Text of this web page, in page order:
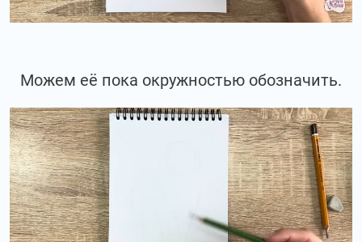
Можем её пока окружностью обозначить.